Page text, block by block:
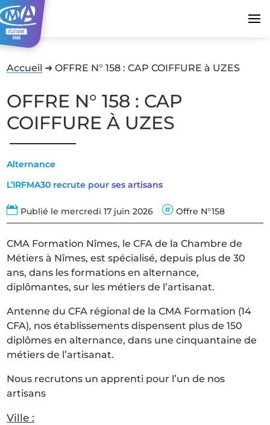
Accueil ➜OFFRE N° 158 : CAP COIFFURE à UZES
OFFRE N° 158 : CAP
COIFFURE À UZES
Alternance
L’IRFMA30 recrute pour ses artisans
 Publié le mercredi 17 juin 2026  Offre N°158
CMA Formation Nîmes, le CFA de la Chambre de
Métiers à Nîmes, est spécialisé, depuis plus de 30
ans, dans les formations en alternance,
diplômantes, sur les métiers de l’artisanat.
Antenne du CFA régional de la CMA Formation (14
CFA), nos établissements dispensent plus de 150
diplômes en alternance, dans une cinquantaine de
métiers de l’artisanat.
Nous recrutons un apprenti pour l’un de nos
artisans
Ville :